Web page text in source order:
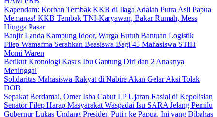
Kapendam: Korban Tembak KKB di Ilaga Adalah Putra Asli Papua
Memanas! KKB Tembak TNI-Karyawan, Bakar Rumah, Mess
Hingga Pasar
Banjir Landa Kampung Idoor, Warga Butuh Bantuan Logistik
Filep Wamafma Serahkan Beasiswa Bagi 43 Mahasiswa STIH
Momi Waren
Berikut Kronologi Kasus Ibu Gantung Diri dan 2 Anaknya
Meninggal
Solidaritas Mahasiswa-Rakyat di Nabire Akan Gelar Aksi Tolak
DOB
Sepakat Berdamai, Omer Isba Cabut LP Ujaran Rasial di Kepolisian
Senator Filep Harap Masyarakat Waspadai Isu SARA Jelang Pemilu
Gubernur Lukas Undang Presiden Putin ke Papua, Ini yang Dibahas